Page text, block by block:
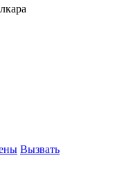
Вызвать